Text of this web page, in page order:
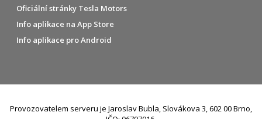
Oficiální stránky Tesla Motors
Info aplikace na App Store
Info aplikace pro Android
Provozovatelem serveru je Jaroslav Bubla, Slovákova 3, 602 00 Brno,